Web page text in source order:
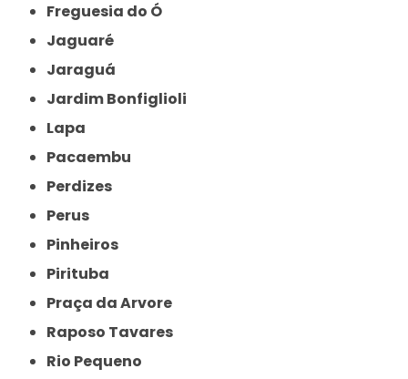
Freguesia do Ó
Jaguaré
Jaraguá
Jardim Bonfiglioli
Lapa
Pacaembu
Perdizes
Perus
Pinheiros
Pirituba
Praça da Arvore
Raposo Tavares
Rio Pequeno